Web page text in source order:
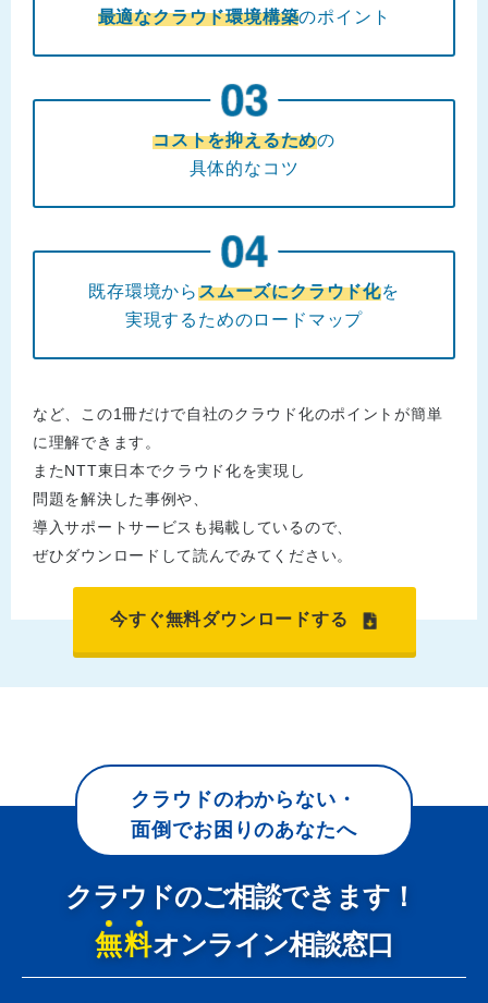
最適なクラウド環境構築のポイント
コストを抑えるための
具体的なコツ
既存環境からスムーズにクラウド化を
実現するためのロードマップ
など、この1冊だけで自社のクラウド化のポイントが簡単
に理解できます。
またNTT東日本でクラウド化を実現し
問題を解決した事例や、
導入サポートサービスも掲載しているので、
ぜひダウンロードして読んでみてください。
今すぐ無料ダウンロードする
クラウドのわからない・
面倒でお困りのあなたへ
クラウドのご相談できます！
無料オンライン相談窓口